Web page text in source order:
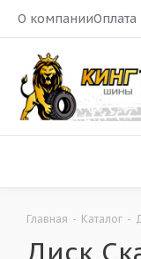
О компанииОплата
Главная - Каталог -
Диск